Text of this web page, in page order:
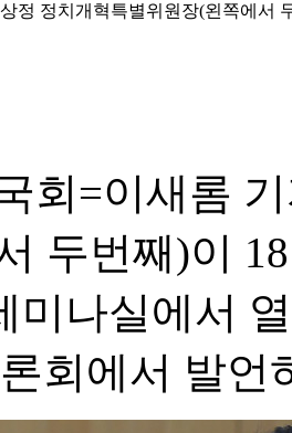
정 정치개혁특별위원장(왼쪽에서
회=이새롬
두번째)이
미나실에서
회에서 발언